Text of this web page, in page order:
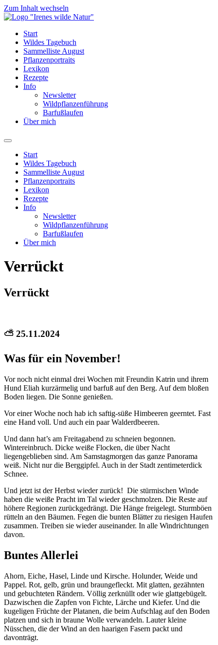
Zum Inhalt wechseln
Start
Wildes Tagebuch
Sammelliste August
Pflanzenportraits
Lexikon
Rezepte
Info
Newsletter
Wildpflanzenführung
Barfußlaufen
Über mich
Start
Wildes Tagebuch
Sammelliste August
Pflanzenportraits
Lexikon
Rezepte
Info
Newsletter
Wildpflanzenführung
Barfußlaufen
Über mich
Verrückt
Verrückt
⛅ 25.11.2024
Was für ein November!
Vor noch nicht einmal drei Wochen mit Freundin Katrin und ihrem
Hund Eliah kurzärmelig und barfuß auf den Berg. Auf dem bloßen
Boden liegen. Die Sonne genießen.
Vor einer Woche noch hab ich saftig-süße Himbeeren geerntet. Fast
eine Hand voll. Und auch ein paar Walderdbeeren.
Und dann hat’s am Freitagabend zu schneien begonnen.
Wintereinbruch. Dicke weiße Flocken, die über Nacht
liegengeblieben sind. Am Samstagmorgen das ganze Panorama
weiß. Nicht nur die Berggipfel. Auch in der Stadt zentimeterdick
Schnee.
Und jetzt ist der Herbst wieder zurück! Die stürmischen Winde
haben die weiße Pracht im Tal wieder geschmolzen. Die Reste auf
höhere Regionen zurückgedrängt. Die Hänge freigelegt. Sturmböen
rütteln an den Bäumen. Fegen die bunten Blätter zu riesigen Haufen
zusammen. Treiben sie wieder auseinander. In alle Windrichtungen
davon.
Buntes Allerlei
Ahorn, Eiche, Hasel, Linde und Kirsche. Holunder, Weide und
Pappel. Rot, gelb, grün und braungefleckt. Mit glatten, gezähnten
und gebuchteten Rändern. Völlig zerknüllt oder wie glattgebügelt.
Dazwischen die Zapfen von Fichte, Lärche und Kiefer. Und die
kugeligen Früchte der Platanen, die beim Aufschlag auf den Boden
platzen und sich in braune Wolle verwandeln. Lauter kleine
Nüsschen, die der Wind an den haarigen Fasern packt und
davonträgt.